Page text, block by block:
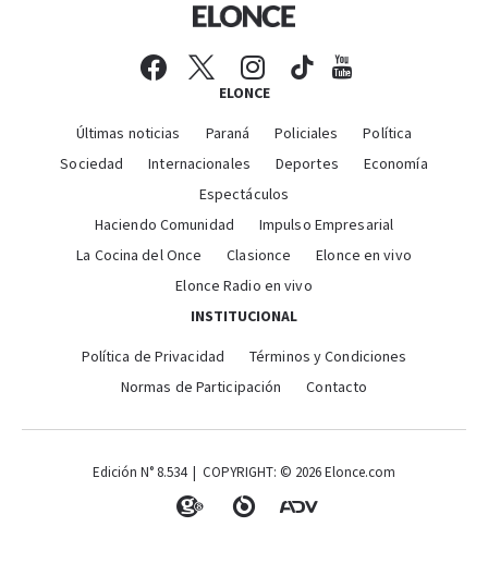
ELONCE
Últimas noticias Paraná Policiales
Política
Sociedad
Internacionales Deportes
Economía
Espectáculos
Haciendo Comunidad
Impulso Empresarial
La Cocina del Once
Clasionce
Elonce en vivo
Elonce Radio en vivo
INSTITUCIONAL
Política de Privacidad
Términos y Condiciones
Normas de Participación
Contacto
Edición N° 8.534 | COPYRIGHT: © 2026 Elonce.com